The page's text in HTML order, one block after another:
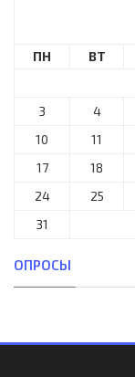
ПН ВТ
3
4
10
11
17
18
24
25
31
ОПРОСЫ